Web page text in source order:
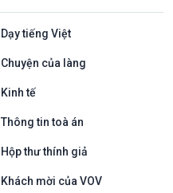
Dạy tiếng Việt
Chuyện của làng
Kinh tế
Thông tin toà án
Hộp thư thính giả
Khách mời của VOV